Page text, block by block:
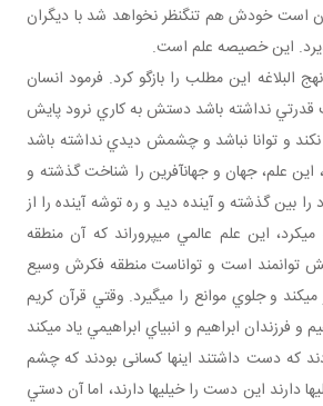
است خودش هم تنگ نظر نخواهد شد با ديگران
اين خصيصه علم است.
البلاغه اين مطلب را بازگو کرد. فرمود انسان
نداشته باشد دستش به کاري نرود پايش
و توانا نباشد و چشمش ديدي نداشته باشد
علم، جهان و جهان آفرين را شناخت گذشته و
را بين گذشته و آينده ديد و ره توشه آينده را از
کرد، اين علم عالمي مي پروراند که آن منطقه
است و تواناست منطقه فکرش وسيع
کند و جلوي موانع را مي گيرد. وقتي قرآن کريم
و فرزندان ابراهيم و انبياي ابراهيمي ياد مي کند
که دست داشتند اينها کسانی بودند که چشم
دارند اين دست را خيلي ها دارند، اما آن دستي